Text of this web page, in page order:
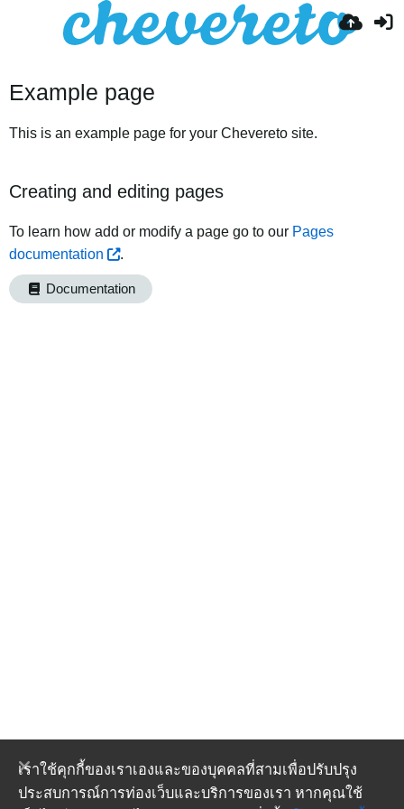
Example page
This is an example page for your Chevereto site.
Creating and editing pages
To learn how add or modify a page go to our Pages
documentation
.
Documentation
เราใช้คุกกี้ของเราเองและของบุคคลที่สามเพื่อปรับปรุง
ประสบการณ์การท่องเว็บและบริการของเรา หากคุณใช้